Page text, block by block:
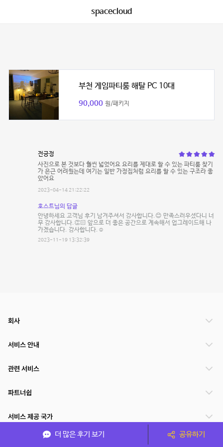
spacecloud
부천 게임파티룸 해탈 PC 10대
90,000 원/패키지
전긍정
사진으로 본 것보다 훨씬 넓었어요 요리를 제대로 할 수 있는 파티룸 찾기
가 은근 어려웠는데 여기는 일반 가정집처럼 요리를 할 수 있는 구조라 좋
았어요
2023-04-14 21:22:22
호스트님의 답글
안녕하세요 고객님 후기 남겨주셔서 감사합니다.😊 만족스러우셨다니 너
무 감사합니다.👏🏻 앞으로 더 좋은 공간으로 계속해서 업그레이드해 나
가겠습니다. 감사합니다.☺️
2023-11-19 13:32:39
더 많은 후기 보기 공유하기
회사
서비스 안내
관련 서비스
파트너쉽
서비스 제공 국가